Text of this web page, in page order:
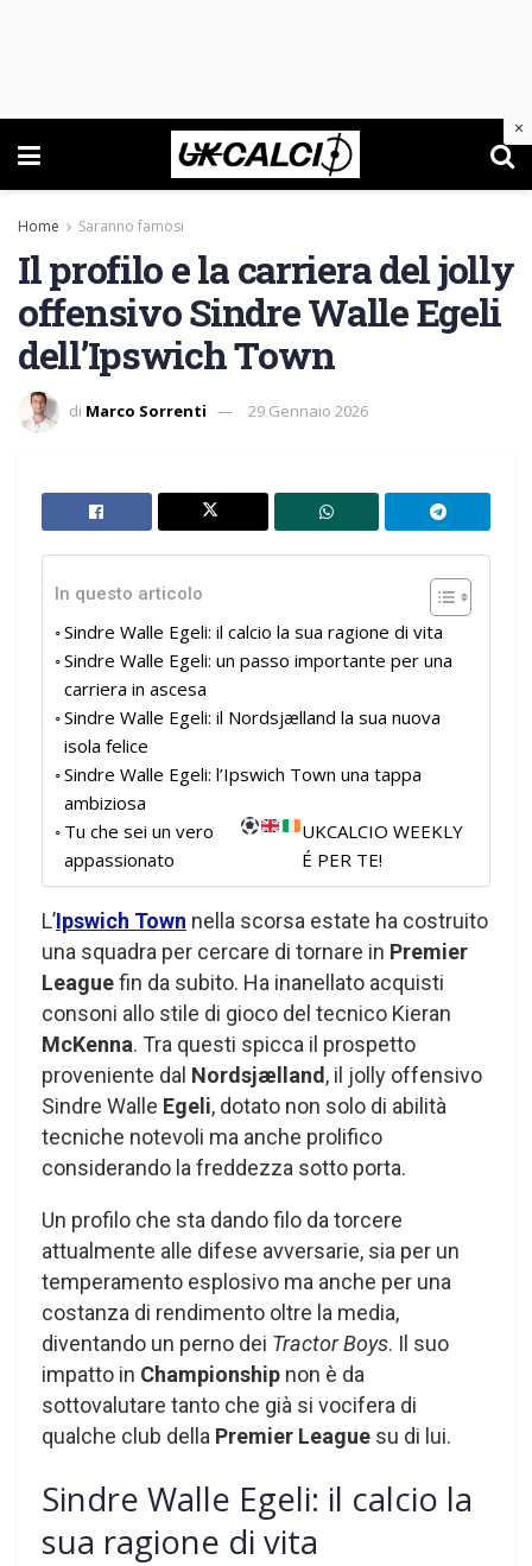
Home Saranno famosi
Il profilo e la carriera del jolly
offensivo Sindre Walle Egeli
dell’Ipswich Town
di Marco Sorrenti 29 Gennaio 2026
In questo articolo
Sindre Walle Egeli: il calcio la sua ragione di vita
Sindre Walle Egeli: un passo importante per una
carriera in ascesa
Sindre Walle Egeli: il Nordsjælland la sua nuova
isola felice
Sindre Walle Egeli: l’Ipswich Town una tappa
ambiziosa
Tu che sei un vero
appassionato
UKCALCIO WEEKLY
É PER TE!
L’Ipswich Town nella scorsa estate ha costruito
una squadra per cercare di tornare in Premier
Leaguefin da subito. Ha inanellato acquisti
consoni allo stile di gioco del tecnico Kieran
McKenna. Tra questi spicca il prospetto
proveniente dal Nordsjælland, il jolly offensivo
Sindre Walle Egeli, dotato non solo di abilità
tecniche notevoli ma anche prolifico
considerando la freddezza sotto porta.
Un profilo che sta dando filo da torcere
attualmente alle difese avversarie, sia per un
temperamento esplosivo ma anche per una
costanza di rendimento oltre la media,
diventando un perno dei Tractor Boys. Il suo
impatto in Championship non è da
sottovalutare tanto che già si vocifera di
qualche club della Premier League su di lui.
Sindre Walle Egeli: il calcio la
sua ragione di vita
×